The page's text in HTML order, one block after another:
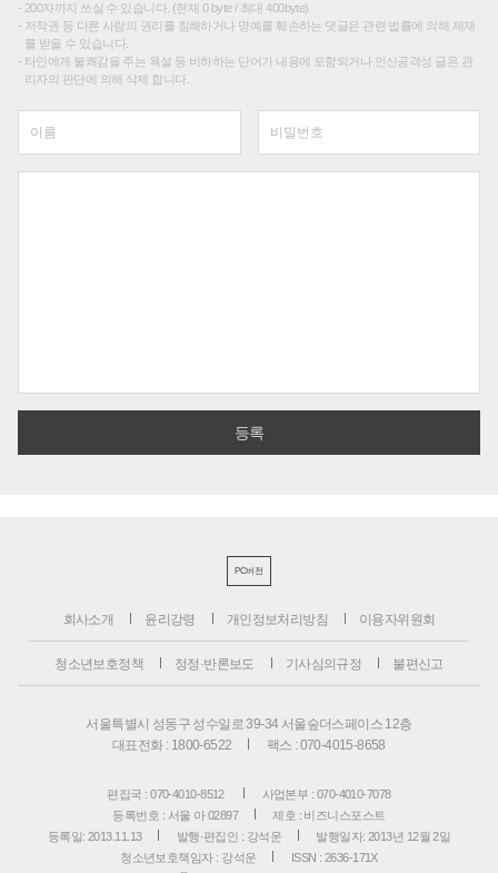
200자까지 쓰실 수 있습니다. (현재 0 byte / 최대 400byte)
저작권 등 다른 사람의 권리를 침해하거나 명예를 훼손하는 댓글은 관련 법률에 의해 제재
를 받을 수 있습니다.
타인에게 불쾌감을 주는 욕설 등 비하하는 단어가 내용에 포함되거나 인신공격성 글은 관
리자의 판단에 의해 삭제 합니다.
PC버전
회사소개 윤리강령 개인정보처리방침 이용자위원회
청소년보호정책 정정·반론보도 기사심의규정 불편신고
서울특별시 성동구 성수일로 39-34 서울숲더스페이스 12층
대표전화 : 1800-6522
팩스 : 070-4015-8658
편집국 : 070-4010-8512
사업본부 : 070-4010-7078
등록번호 : 서울 아 02897
제호 : 비즈니스포스트
등록일: 2013.11.13
발행·편집인 : 강석운
발행일자: 2013년 12월 2일
청소년보호책임자 : 강석운
ISSN : 2636-171X